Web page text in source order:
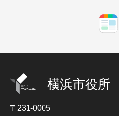
横浜市役所
〒231-0005